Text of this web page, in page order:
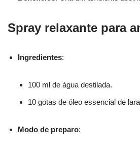
Spray relaxante para
Ingredientes:
100 ml de água destilada.
10 gotas de óleo essencial de
Modo de preparo: